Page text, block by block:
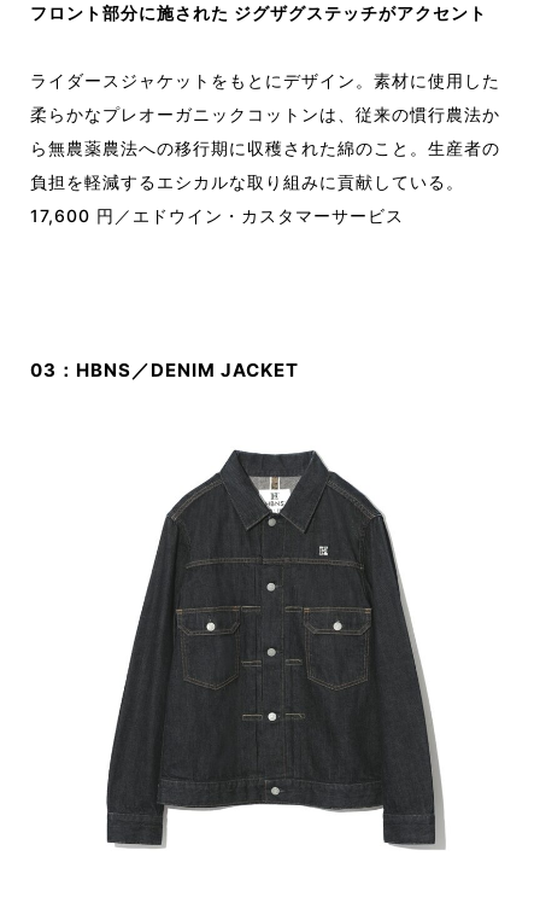
フロント部分に施された ジグザグステッチがアクセント
ライダースジャケットをもとにデザイン。素材に使用した
柔らかなプレオーガニックコットンは、従来の慣行農法か
ら無農薬農法への移行期に収穫された綿のこと。生産者の
負担を軽減するエシカルな取り組みに貢献している。
17,600 円／エドウイン・カスタマーサービス
03：HBNS／DENIM JACKET